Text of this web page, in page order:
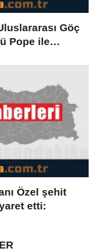
Göç
Pope ile
Özel şehit
etti: